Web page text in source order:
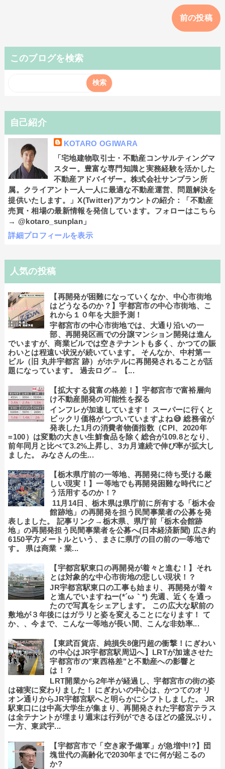
前の投稿
このブログを検索
自己紹介
KOTARO OGIWARA
「宅地建物取引士・不動産コンサルティングマ
スター。豊富な専門知識と実務経験を活かした
不動産アドバイザー。株式会社サンプラン所
属。クライアント一人一人に最適な不動産運営、問題解決を
提供いたします。」X(Twitter)アカウントの紹介：「不動産
売買・相場の最新情報を発信しています。フォローはこちら
→ @kotaro_sunplan」
詳細プロフィールを表示
人気の投稿
【再開発が困難になっていくなか、中心市街地
はどうなるのか？】宇都宮市の中心市街地、こ
れから１０年を大胆予測！
宇都宮市の中心市街地では、大通り沿いの一
部、再開発区画での分譲マンション開発は進ん
でいますが、商業ビルでは空きテナントも多く、かつての賑
わいとは程遠い状況が続いています。 そんなか、中村第一
ビル（旧 丸井宇都宮 跡）がホテルに再開発されることが話
題になっています。 過去ログ→ 【...
【拡大する貧富の格差！】宇都宮市で富裕層向
け不動産開発の可能性を探る
インフレが加速しています！ スーパーに行くと
ビックリ価格がつづいていますよね😅 総務省が
発表した1月の消費者物価指数（CPI、2020年
=100）は変動の大きい生鮮食品を除く総合が109.8となり、
前年同月と比べて3.2%上昇し、3カ月連続で伸び率が拡大し
ました。 みなさんの生...
【栃木県庁前の一等地、再開発に待ち受ける厳
しい現実！】一等地でも再開発困難な時代にど
う活用するのか！?
11月14日、栃木県は県庁前に所有する「栃木会
館跡地」の再開発を担う民間事業者の公募を発
表しました。 記事リンク→栃木県、県庁前「栃木会館跡
地」の再開発担う民間事業者を公募へ(日本経済新聞) 広さ約
6150平方メートルという、まさに県庁の目の前の一等地で
す。 県は商業・業...
【宇都宮駅東口の再開発が着々と進む！】それ
とは対象的な中心市街地の悲しい現状！？
JR宇都宮駅東口の工事も始まり、再開発が着々
と進んでいますねー(*´ω｀*) 先週、近くを通っ
たので写真をシェアします。 この広大な駅前の
敷地が３年後にはガラリと姿を変えることになります！ て
か、、今まで、こんな一等地が長い間、こんな非効率...
【東武百貨店、純損失8億円超の衝撃！にぎわい
の中心はJR宇都宮駅周辺へ】LRTが加速させた
宇都宮市の"東西格差"と不動産への影響と
は！？
LRT開業から2年半が経過し、宇都宮市の街の姿
は確実に変わりました！ にぎわいの中心は、かつてのオリ
オン通りからJR宇都宮駅へと明らかにシフトしました。 JR
駅東口には中高大学生が集まり、再開発された宇都宮テラス
は全テナントが埋まり週末は行列ができるほどの盛況ぶり。
一方、東武宇...
【宇都宮市で「空き家予備軍」が急増中!?】団
塊世代の高齢化で2030年までに何が起こるの
か?